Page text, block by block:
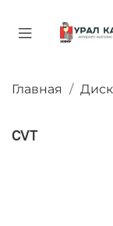
Главная
CVT